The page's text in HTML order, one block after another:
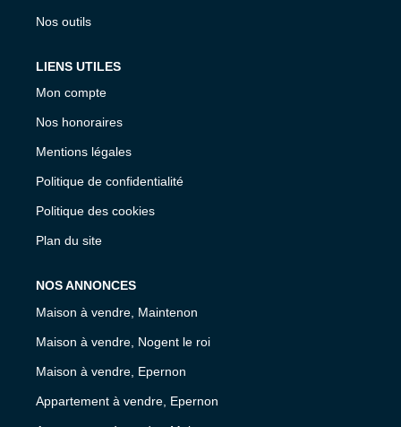
Nos outils
LIENS UTILES
Mon compte
Nos honoraires
Mentions légales
Politique de confidentialité
Politique des cookies
Plan du site
NOS ANNONCES
Maison à vendre, Maintenon
Maison à vendre, Nogent le roi
Maison à vendre, Epernon
Appartement à vendre, Epernon